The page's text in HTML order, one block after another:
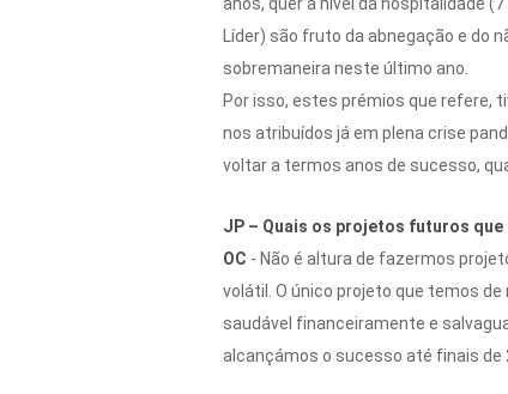
Líder) são fruto da abnegação e do
sobremaneira neste último ano.
Por isso, estes prémios que refere,
nos atribuídos já em plena crise
voltar a termos anos de sucesso,
JP – Quais os projetos futuros
OC - Não é altura de fazermos
volátil. O único projeto que temos
saudável financeiramente e
alcançámos o sucesso até finais de